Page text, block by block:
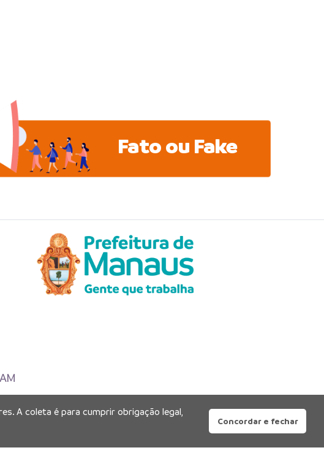
Fato ou Fake
A coleta é para cumprir obrigação legal,
Concordar e fechar